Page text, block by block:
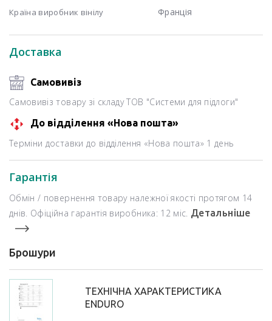
Доставка
Самовивіз
Самовивіз товару зі складу ТОВ "Системи для підлоги"
До відділення «Нова пошта»
Терміни доставки до відділення «Нова пошта» 1 день
Гарантія
Обмін / повернення товару належної якості протягом 14
днів. Офіційна гарантія виробника: 12 міс. Детальніше
Країна виробник вінілу Франція
Брошури
ТЕХНІЧНА ХАРАКТЕРИСТИКА
ENDURO